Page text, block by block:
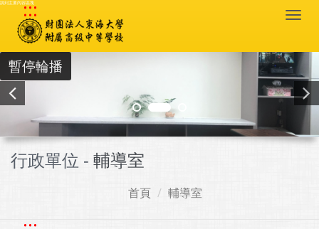
跳到主要內容區塊
:::
暫停輪播
行政單位 - 輔導室
首頁 輔導室